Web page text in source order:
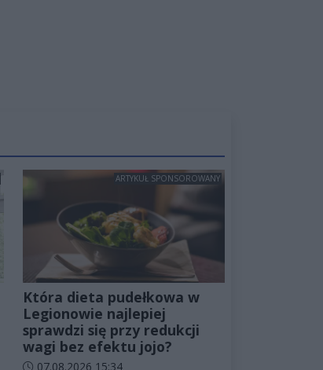
ARTYKUŁ SPONSOROWANY
Która dieta pudełkowa w
Legionowie najlepiej
sprawdzi się przy redukcji
wagi bez efektu jojo?
Data dodania artykułu:
07.08.2026 15:34